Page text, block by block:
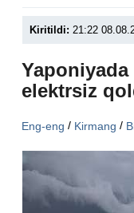
Kiritildi: 21:22
elektrsiz
Eng-eng / Kirmang /